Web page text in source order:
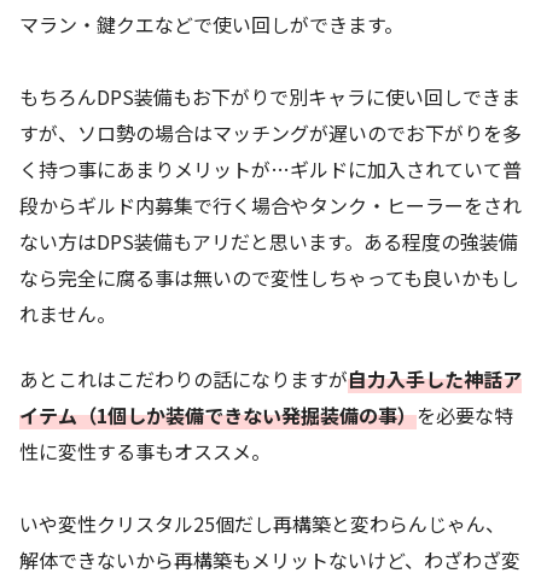
マラン・鍵クエなどで使い回しができます。
もちろんDPS装備もお下がりで別キャラに使い回しできま
すが、ソロ勢の場合はマッチングが遅いのでお下がりを多
く持つ事にあまりメリットが…ギルドに加入されていて普
段からギルド内募集で行く場合やタンク・ヒーラーをされ
ない方はDPS装備もアリだと思います。ある程度の強装備
なら完全に腐る事は無いので変性しちゃっても良いかもし
れません。
あとこれはこだわりの話になりますが自力入手した神話ア
イテム（1個しか装備できない発掘装備の事）を必要な特
性に変性する事もオススメ。
いや変性クリスタル25個だし再構築と変わらんじゃん、
解体できないから再構築もメリットないけど、わざわざ変